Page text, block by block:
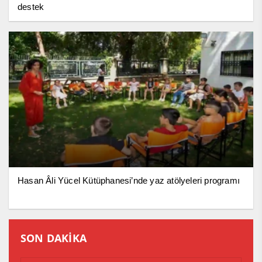
destek
Hasan Âli Yücel Kütüphanesi’nde yaz atölyeleri programı
SON DAKİKA